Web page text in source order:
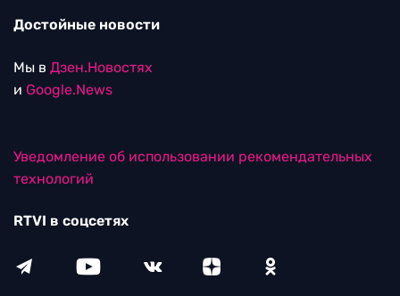
Достойные новости
Мы в Дзен.Новостях
и Google.News
Уведомление об использовании рекомендательных
технологий
RTVI в соцсетях